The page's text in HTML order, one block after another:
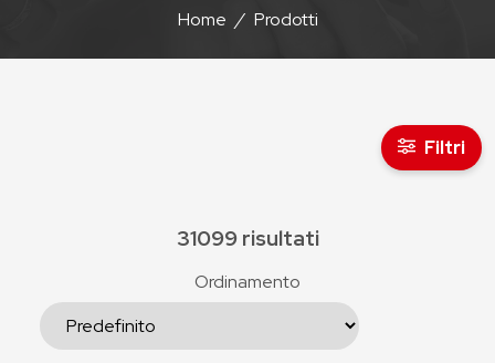
Home / Prodotti
Filtri
31099 risultati
Ordinamento